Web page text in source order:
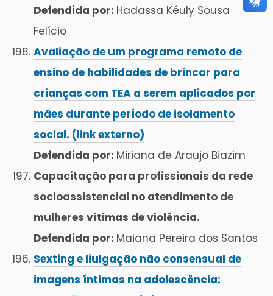
Defendida por: Hadassa Kéuly Sousa
Felício
Avaliação de um programa remoto de
ensino de habilidades de brincar para
crianças com TEA a serem aplicados por
mães durante período de isolamento
social. (link externo)
Defendida por: Miriana de Araujo Biazim
Capacitação para profissionais da rede
socioassistencial no atendimento de
mulheres vítimas de violência.
Defendida por: Maiana Pereira dos Santos
Sexting e liulgação não consensual de
imagens íntimas na adolescência: